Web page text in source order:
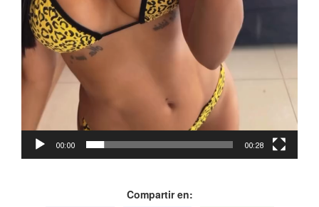
00:00 00:28
Compartir en: